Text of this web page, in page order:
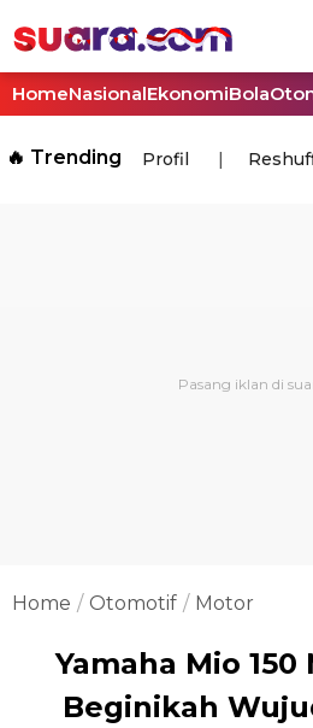
HomeNasionalEkonomiBola
🔥 Trending Profil
Home Otomotif Motor
Yamaha Mio
Beginikah